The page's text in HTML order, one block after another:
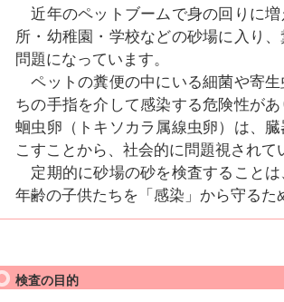
近年のペットブームで身の回りに
所・幼稚園・学校などの砂場に入り
問題になっています。
ペットの糞便の中にいる細菌や寄
ちの手指を介して感染する危険性が
蛔虫卵（トキソカラ属線虫卵）は、
こすことから、社会的に問題視されて
定期的に砂場の砂を検査すること
年齢の子供たちを「感染」から守るた
検査の目的